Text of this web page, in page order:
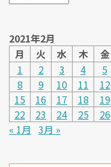
2021年2月
月
火 水 木 金
1
2 3 4 5
8
9 10 11 12
15
16 17 18 19
22
23 24 25 26
« 1月 3月 »